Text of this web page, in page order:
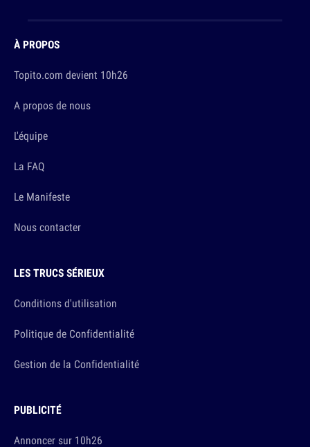
À PROPOS
Topito.com devient 10h26
A propos de nous
L'équipe
La FAQ
Le Manifeste
Nous contacter
LES TRUCS SÉRIEUX
Conditions d'utilisation
Politique de Confidentialité
Gestion de la Confidentialité
PUBLICITÉ
Annoncer sur 10h26